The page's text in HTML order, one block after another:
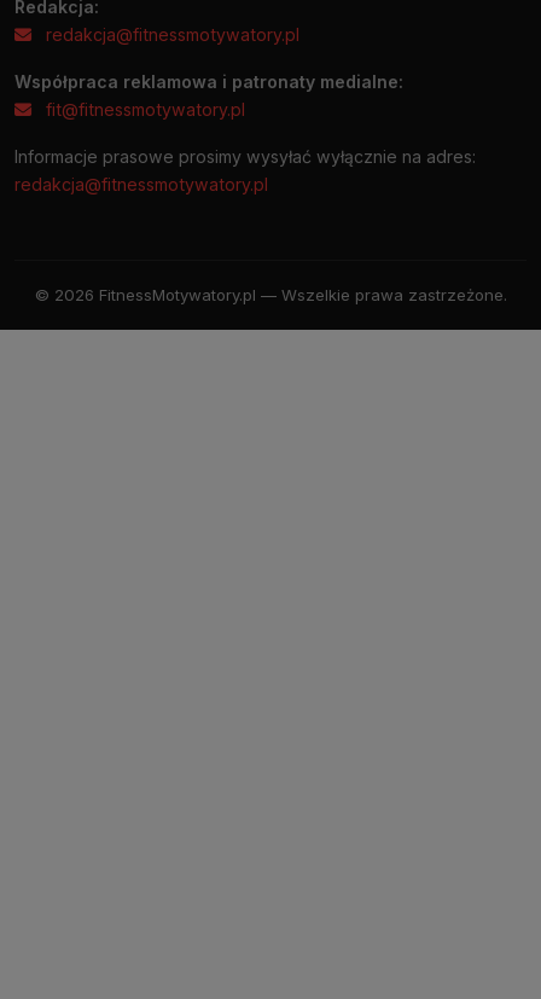
Redakcja:
redakcja@fitnessmotywatory.pl
Współpraca reklamowa i patronaty medialne:
fit@fitnessmotywatory.pl
Informacje prasowe prosimy wysyłać wyłącznie na adres:
redakcja@fitnessmotywatory.pl
© 2026 FitnessMotywatory.pl — Wszelkie prawa zastrzeżone.